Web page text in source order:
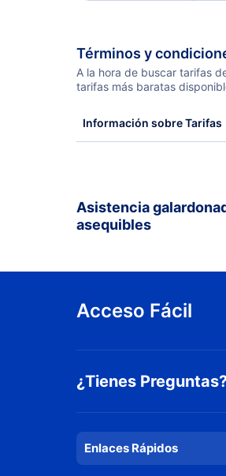
Términos y
A la hora de buscar tarifas
tarifas más baratas
Información sobre Tarifas
Asistencia
asequibles
Acceso Fácil
¿Tienes
Enlaces Rápidos